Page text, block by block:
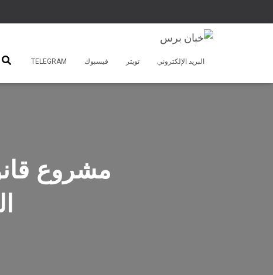
البريد الإلكتروني تويتر فيسبوك TELEGRAM
مشروع